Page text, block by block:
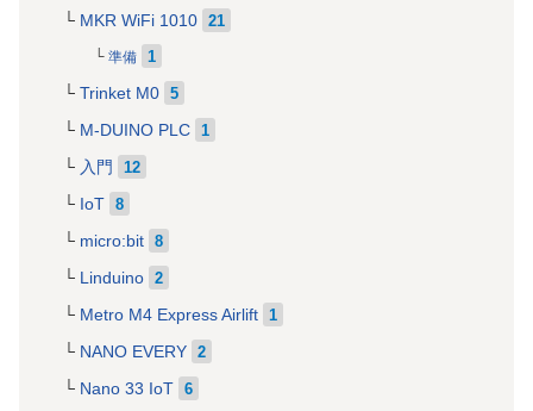
MKR WiFi 1010 21
準備 1
Trinket M0 5
M-DUINO PLC 1
入門 12
IoT 8
micro:bit 8
Linduino 2
Metro M4 Express Airlift 1
NANO EVERY 2
Nano 33 IoT 6